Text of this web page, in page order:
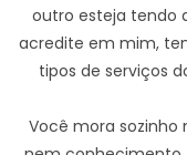
outro esteja tendo
acredite em mim,
tipos de serviços
Você mora sozinho